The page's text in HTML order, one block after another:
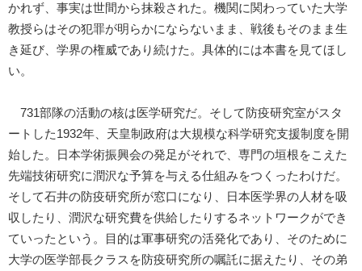
かれず、事実は世間から抹殺された。機関に関わっていた大学
教授らはその犯罪が明らかにならないまま、戦後もそのまま生
き延び、学界の権威であり続けた。具体的には本書を見てほし
い。
731部隊の活動の核は医学研究だ。そして防疫研究室がスタ
ートした1932年、天皇制政府は大規模な科学研究支援制度を開
始した。日本学術振興会の発足がそれで、専門の垣根をこえた
先端技術研究に潤沢な予算を与える仕組みをつくったわけだ。
そして石井の防疫研究所が窓口になり、日本医学界の人材を吸
収したり、潤沢な研究費を供給したりするネットワークができ
ていったという。目的は軍事研究の活発化であり、そのために
大学の医学部長クラスを防疫研究所の嘱託に据えたり、その弟